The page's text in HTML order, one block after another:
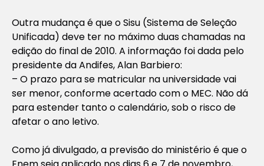
Outra mudança é que o Sisu (Sistema de Seleção
Unificada) deve ter no máximo duas chamadas na
edição do final de 2010. A informação foi dada pelo
presidente da Andifes, Alan Barbiero:
– O prazo para se matricular na universidade vai
ser menor, conforme acertado com o MEC. Não dá
para estender tanto o calendário, sob o risco de
afetar o ano letivo.
Como já divulgado, a previsão do ministério é que o